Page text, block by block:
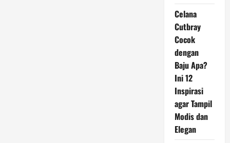
Celana
Cutbray
Cocok
dengan
Baju Apa?
Ini 12
Inspirasi
agar Tampil
Modis dan
Elegan